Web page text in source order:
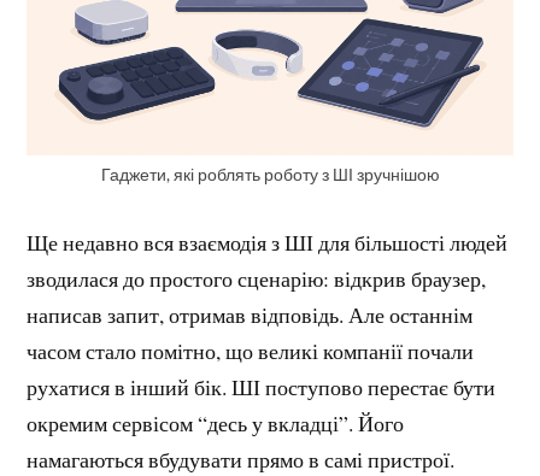
Гаджети, які роблять роботу з ШІ зручнішою
Ще недавно вся взаємодія з ШІ для більшості людей
зводилася до простого сценарію: відкрив браузер,
написав запит, отримав відповідь. Але останнім
часом стало помітно, що великі компанії почали
рухатися в інший бік. ШІ поступово перестає бути
окремим сервісом “десь у вкладці”. Його
намагаються вбудувати прямо в самі пристрої.